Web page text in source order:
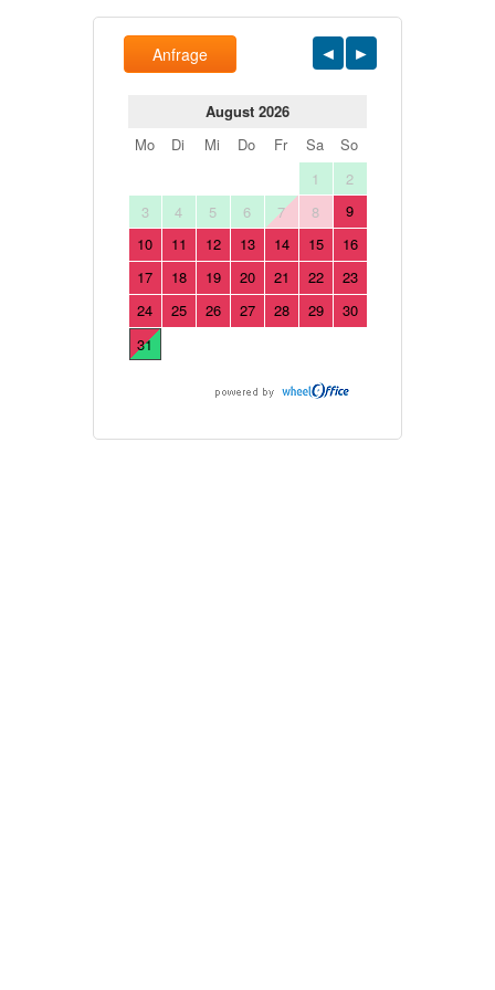
Anfrage
August 2026
Mo
Di Mi Do Fr Sa
So
1
2
3
4 5 6 7 8
9
10
11 12 13 14 15
16
17
18 19 20 21 22
23
24
25 26 27 28 29
30
31